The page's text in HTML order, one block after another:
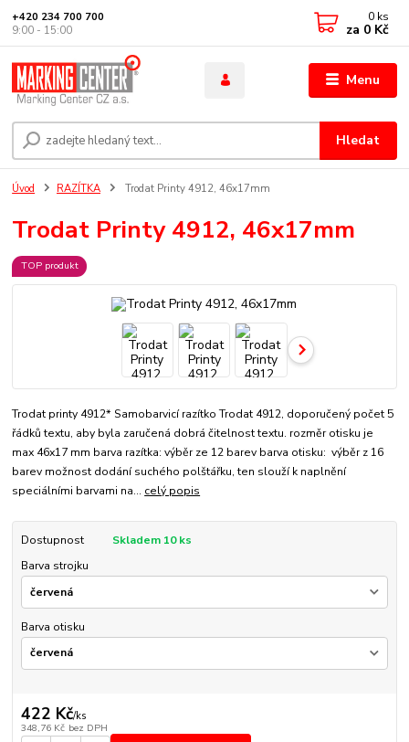
Menu
Hledat
+420 234 700 700
9:00 - 15:00
0 ks
za 0 Kč
Úvod RAZÍTKA Trodat Printy 4912, 46x17mm
Trodat Printy 4912, 46x17mm
TOP produkt
Trodat printy 4912* Samobarvicí razítko Trodat 4912, doporučený počet 5
řádků textu, aby byla zaručená dobrá čitelnost textu. rozměr otisku je
max 46x17 mm barva razítka: výběr ze 12 barev barva otisku: výběr z 16
barev možnost dodání suchého polštářku, ten slouží k naplnění
speciálními barvami na... celý popis
Dostupnost
Skladem 10 ks
Barva strojku
Barva otisku
422 Kč/ks
348,76 Kč bez DPH